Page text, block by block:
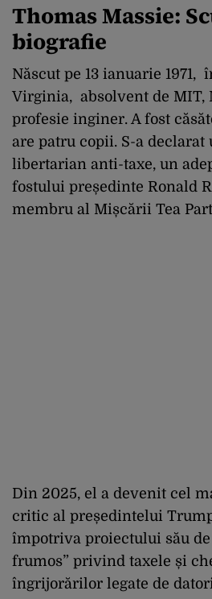
Thomas Massie:
biografie
Născut pe 13 ianuarie 1971,
Virginia, absolvent de MIT,
profesie inginer. A fost
are patru copii. S-a
libertarian anti-taxe, un
fostului președinte Ronald
membru al Mișcării Tea
Din 2025, el a devenit cel
critic al președintelui
împotriva proiectului său de
frumos” privind taxele și
îngrijorărilor legate de